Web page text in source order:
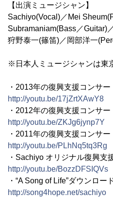
【出演ミュージシャン】
Sachiyo(Vocal)／Mei
Subramaniam(Bass／Guitar)
狩野泰一(篠笛)／岡部洋一
※日本人ミュージシャンは東
・2013年の復興支援コンサ
http://youtu.be/17jZrtXAwY8
・2012年の復興支援コンサ
http://youtu.be/ZKJg6jynp7Y
・2011年の復興支援コンサ
http://youtu.be/PLhNq5tq3Rg
・Sachiyo オリジナル復興支
http://youtu.be/BozzDFSIQVs
・“A Song of Life”ダウンロー
http://song4hope.net/sachiyo